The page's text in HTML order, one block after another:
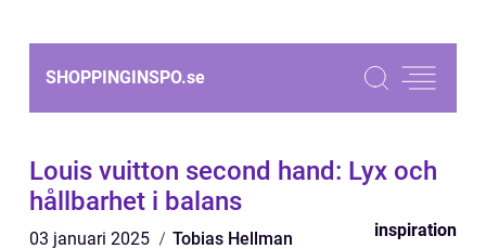
SHOPPINGINSPO.se
Louis vuitton second hand: Lyx och
hållbarhet i balans
03 januari 2025 Tobias Hellman inspiration